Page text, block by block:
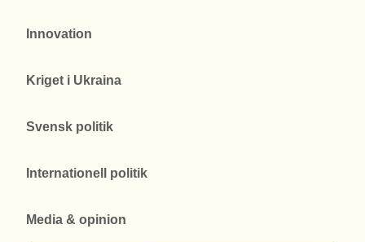
Innovation
Kriget i Ukraina
Svensk politik
Internationell politik
Media & opinion